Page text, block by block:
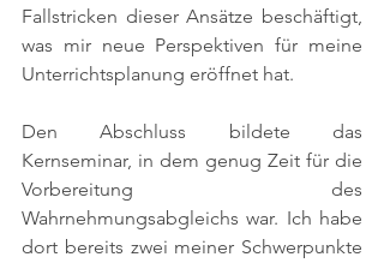
Fallstricken dieser Ansätze beschäftigt,
was mir neue Perspektiven für meine
Unterrichtsplanung eröffnet hat.
Den Abschluss bildete das
Kernseminar, in dem genug Zeit für die
Vorbereitung des
Wahrnehmungsabgleichs war. Ich habe
dort bereits zwei meiner Schwerpunkte